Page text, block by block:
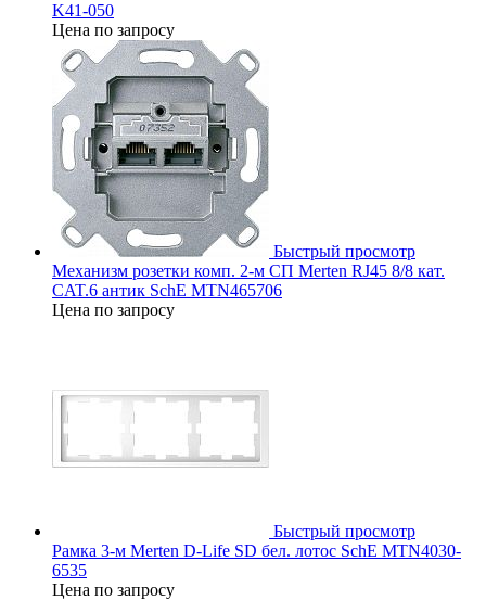
K41-050
Цена по запросу
Быстрый просмотр
Механизм розетки комп. 2-м СП Merten RJ45 8/8 кат.
CAT.6 антик SchE MTN465706
Цена по запросу
Быстрый просмотр
Рамка 3-м Merten D-Life SD бел. лотос SchE MTN4030-
6535
Цена по запросу